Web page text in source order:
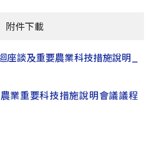
附件下載
座談及重要農業科技措施說明_
業重要科技措施說明會議議程